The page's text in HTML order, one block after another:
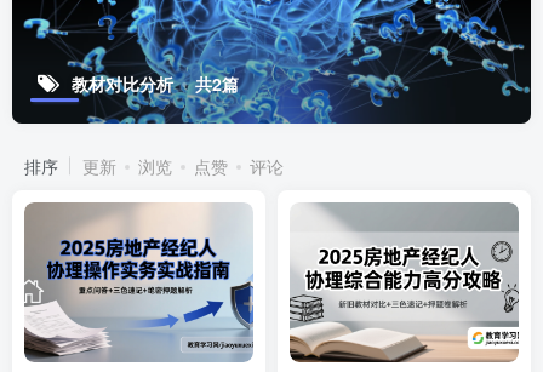
教材对比分析 共2篇
排序 更新 浏览 点赞 评论